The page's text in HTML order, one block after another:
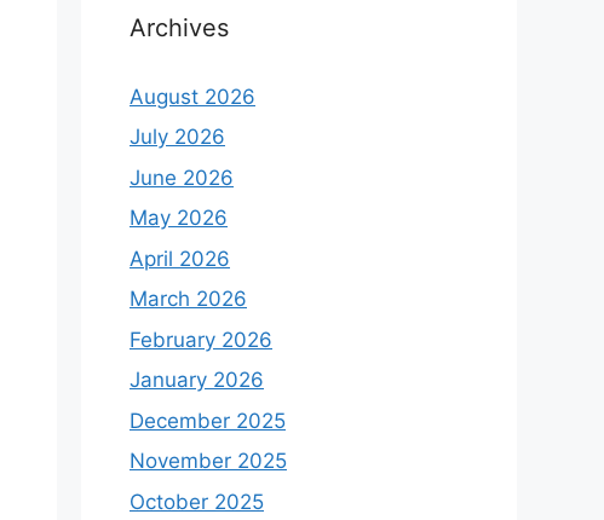
Archives
August 2026
July 2026
June 2026
May 2026
April 2026
March 2026
February 2026
January 2026
December 2025
November 2025
October 2025